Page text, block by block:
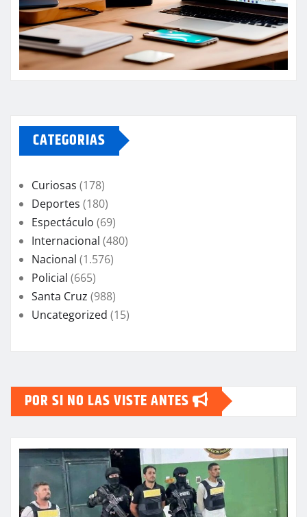
CATEGORIAS
Curiosas (178)
Deportes (180)
Espectáculo (69)
Internacional (480)
Nacional (1.576)
Policial (665)
Santa Cruz (988)
Uncategorized (15)
POR SI NO LAS VISTE ANTES